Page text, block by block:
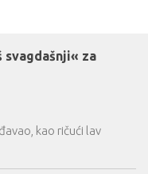
svagdašnji« za
kao ričući lav